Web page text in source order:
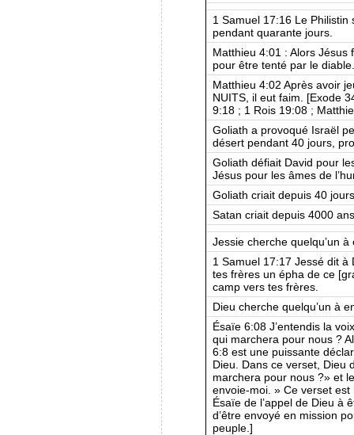
1 Samuel 17:16 Le Philistin
pendant quarante jours.
Matthieu 4:01 : Alors Jésus
pour être tenté par le diable.
Matthieu 4:02 Après avoir
NUITS, il eut faim. [Exode
9:18 ; 1 Rois 19:08 ;
Goliath a provoqué Israël
désert pendant 40 jours,
Goliath défiait David pour
Jésus pour les âmes de
Goliath criait depuis 40
Satan criait depuis 4000
Jessie cherche quelqu’un à
1 Samuel 17:17 Jessé dit
tes frères un épha de ce
camp vers tes frères.
Dieu cherche quelqu’un à
Ésaïe 6:08 J’entendis la
qui marchera pour nous ?
6:8 est une puissante
Dieu. Dans ce verset, Dieu
marchera pour nous ?» et
envoie-moi. » Ce verset est
Ésaïe de l’appel de Dieu à
d’être envoyé en mission
peuple.]